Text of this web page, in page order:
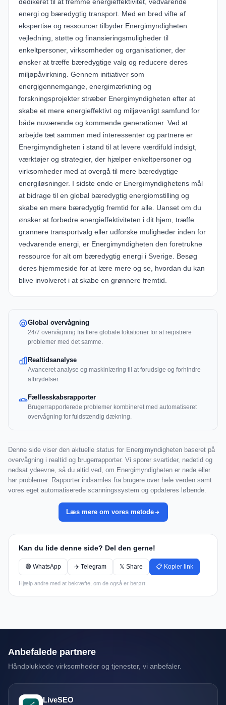
dedikeret til at fremme energieffektivitet, vedvarende
energi og bæredygtig transport. Med en bred vifte af
ekspertise og ressourcer tilbyder Energimyndigheten
vejledning, støtte og finansieringsmuligheder til
enkeltpersoner, virksomheder og organisationer, der
ønsker at træffe bæredygtige valg og reducere deres
miljøpåvirkning. Gennem initiativer som
energigennemgange, energimærkning og
forskningsprojekter stræber Energimyndigheten efter at
skabe et mere energieffektivt og miljøvenligt samfund for
både nuværende og kommende generationer. Ved at
arbejde tæt sammen med interessenter og partnere er
Energimyndigheten i stand til at levere værdifuld indsigt,
værktøjer og strategier, der hjælper enkeltpersoner og
virksomheder med at overgå til mere bæredygtige
energiløsninger. I sidste ende er Energimyndighetens mål
at bidrage til en global bæredygtig energiomstilling og
skabe en mere bæredygtig fremtid for alle. Uanset om du
ønsker at forbedre energieffektiviteten i dit hjem, træffe
grønnere transportvalg eller udforske muligheder inden for
vedvarende energi, er Energimyndigheten den foretrukne
ressource for alt om bæredygtig energi i Sverige. Besøg
deres hjemmeside for at lære mere og se, hvordan du kan
blive involveret i at skabe en grønnere fremtid.
Global overvågning
24/7 overvågning fra flere globale lokationer for at registrere
problemer med det samme.
Realtidsanalyse
Avanceret analyse og maskinlæring til at forudsige og forhindre
afbrydelser.
Fællesskabsrapporter
Brugerrapporterede problemer kombineret med automatiseret
overvågning for fuldstændig dækning.
Denne side viser den aktuelle status for Energimyndigheten baseret på
overvågning i realtid og brugerrapporter. Vi sporer svartider, nedetid og
nedsat ydeevne, så du altid ved, om Energimyndigheten er nede eller
har problemer. Rapporter indsamles fra brugere over hele verden samt
vores eget automatiserede scanningssystem og opdateres løbende.
Læs mere om vores metode
Kan du lide denne side? Del den gerne!
🟢 WhatsApp ✈️ Telegram 𝕏 Share 📋 Kopier link
Hjælp andre med at bekræfte, om de også er berørt.
Anbefalede partnere
Håndplukkede virksomheder og tjenester, vi anbefaler.
LiveSEO